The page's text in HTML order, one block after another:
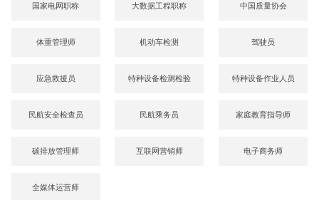
国家电网职称 大数据工程职称 中国质量协会
体重管理师 机动车检测 驾驶员
应急救援员 特种设备检测检验 特种设备作业人员
民航安全检查员 民航乘务员 家庭教育指导师
碳排放管理师 互联网营销师 电子商务师
全媒体运营师